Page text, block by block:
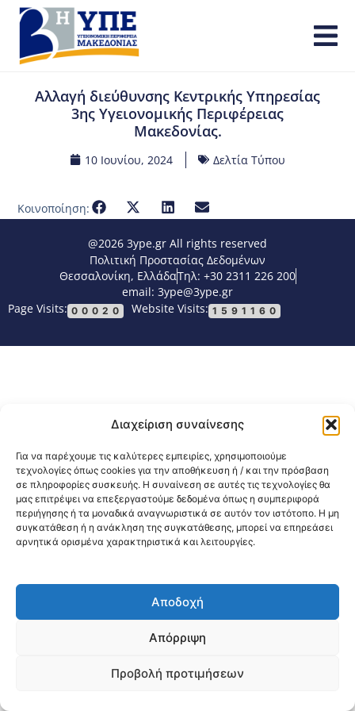
Διαχείριση συναίνεσης
Για να παρέχουμε τις καλύτερες εμπειρίες, χρησιμοποιούμε
τεχνολογίες όπως cookies για την αποθήκευση ή / και την πρόσβαση
σε πληροφορίες συσκευής. Η συναίνεση σε αυτές τις τεχνολογίες θα
μας επιτρέψει να επεξεργαστούμε δεδομένα όπως η συμπεριφορά
περιήγησης ή τα μοναδικά αναγνωριστικά σε αυτόν τον ιστότοπο. Η μη
συγκατάθεση ή η ανάκληση της συγκατάθεσης, μπορεί να επηρεάσει
αρνητικά ορισμένα χαρακτηριστικά και λειτουργίες.
Αποδοχή
Απόρριψη
Προβολή προτιμήσεων
Αλλαγή διεύθυνσης Κεντρικής Υπηρεσίας
3ης Υγειονομικής Περιφέρειας
Μακεδονίας.
10 Ιουνίου, 2024 Δελτία Τύπου
Κοινοποίηση:
@2026 3ype.gr All rights reserved
Πολιτική Προστασίας Δεδομένων
Θεσσαλονίκη, ΕλλάδαΤηλ: +30 2311 226 200
email: 3ype@3ype.gr
Page Visits: 00020 Website Visits: 1591160